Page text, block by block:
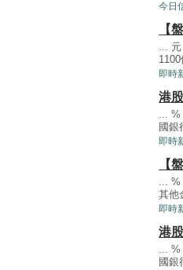
今日
【
...
即時
港
... %
國銀
即時
【
... %
其他
即時
港
... %
國銀